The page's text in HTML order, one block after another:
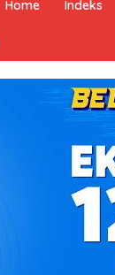
Home Indeks